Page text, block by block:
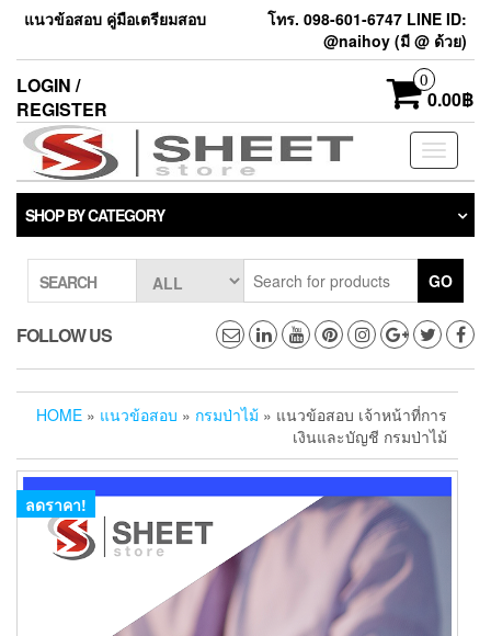
แนวข้อสอบ คู่มือเตรียมสอบ
โทร. 098-601-6747 LINE ID:
@naihoy (มี @ ด้วย)
LOGIN /
REGISTER
0
0.00฿
Toggle
SHOP BY CATEGORY
SEARCH GO
FOLLOW US
HOME » แนวข้อสอบ » กรมป่าไม้ » แนวข้อสอบ เจ้าหน้าที่การ
เงินและบัญชี กรมป่าไม้
ลดราคา!